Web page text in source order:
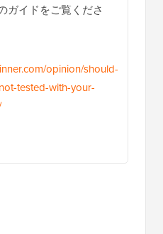
ガイドをご覧くださ
opinion/should-
tested-with-your-